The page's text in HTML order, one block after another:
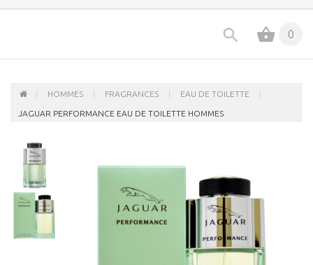
0
HOMMES FRAGRANCES EAU DE TOILETTE
JAGUAR PERFORMANCE EAU DE TOILETTE HOMMES